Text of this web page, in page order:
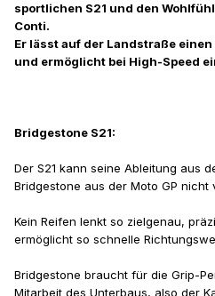
sportlichen S21 und den
Conti.
Er lässt auf der Landstraße
und ermöglicht bei High-Speed
Bridgestone S21:
Der S21 kann seine Ableitung aus
Bridgestone aus der Moto GP nicht
Kein Reifen lenkt so zielgenau,
ermöglicht so schnelle
Bridgestone braucht für die Grip-
Mitarbeit des Unterbaus, also der